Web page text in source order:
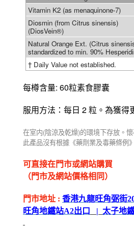
Vitamin K2 (as menaquinone-7)
Diosmin (from Citrus sinensis)
(DiosVein®)
Natural Orange Ext. (Citrus
standardized to min. 90%
† Daily Value not established.
每樽含量: 60粒素食膠囊
服用方法：每日 2 粒。為獲得
在室内(陰涼及乾燥)的環境下存放。
此產品沒有根據《藥劑業及毒藥條例
可直接在門市或網站購買
（門市及網站價格相同）
門市地址 : 香港九龍旺角弼街
旺角地鐵站A2出 口 | 太子地